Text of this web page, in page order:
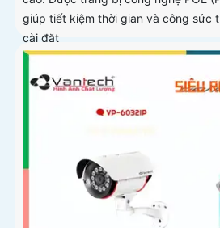
giúp tiết kiệm thời gian và công sức
cài đặt